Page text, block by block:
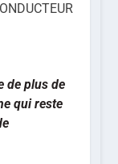
de plus de
qui reste